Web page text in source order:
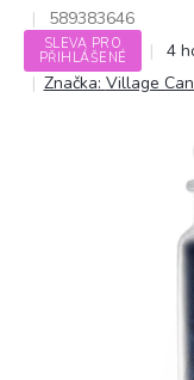
589383646
SLEVA PRO
PŘIHLÁŠENÉ
4
Značka: Village